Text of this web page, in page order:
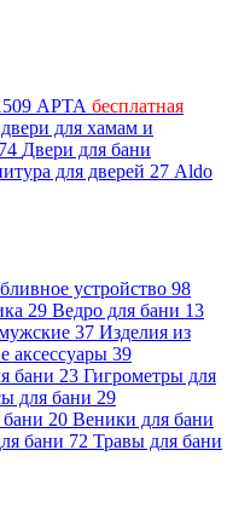
АРТА бесплатная
для хамам и
Двери для бани
для дверей 27 Aldo
устройство 98
29 Ведро для бани 13
37 Изделия из
аксессуары 39
бани 23 Гигрометры для
для бани 29
20 Веники для бани
бани 72 Травы для бани